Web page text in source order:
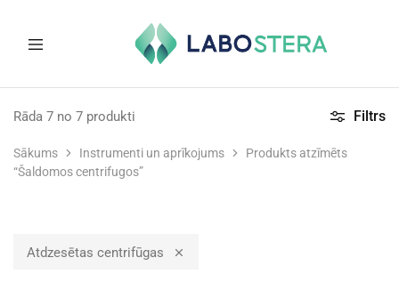
un
medicīnas
Sākums Instrumenti un aprīkojums
Produkts atzīmēts
“Šaldomos centrifugos”
Filtrs
Rāda 7 no 7 produkti
Atdzesētas centrifūgas